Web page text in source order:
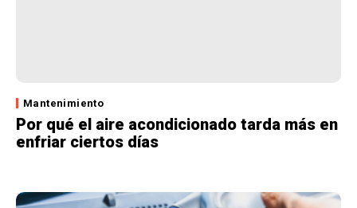
Mantenimiento
Por qué el aire acondicionado tarda más en
enfriar ciertos días